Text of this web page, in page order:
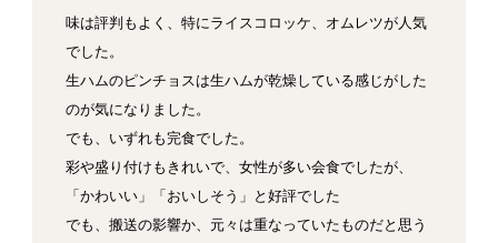
味は評判もよく、特にライスコロッケ、オムレツが人気
でした。
生ハムのピンチョスは生ハムが乾燥している感じがした
のが気になりました。
でも、いずれも完食でした。
彩や盛り付けもきれいで、女性が多い会食でしたが、
「かわいい」「おいしそう」と好評でした
でも、搬送の影響か、元々は重なっていたものだと思う